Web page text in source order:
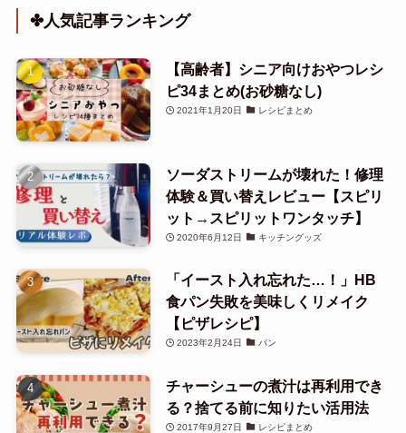
✤人気記事ランキング
【高齢者】シニア向けおやつレシ
ピ34まとめ(お砂糖なし)
2021年1月20日 レシピまとめ
ソーダストリームが壊れた！修理
体験＆買い替えレビュー【スピリ
ット→スピリットワンタッチ】
2020年6月12日 キッチングッズ
「イースト入れ忘れた…！」HB
食パン失敗を美味しくリメイク
【ピザレシピ】
2023年2月24日 パン
チャーシューの煮汁は再利用でき
る？捨てる前に知りたい活用法
2017年9月27日 レシピまとめ